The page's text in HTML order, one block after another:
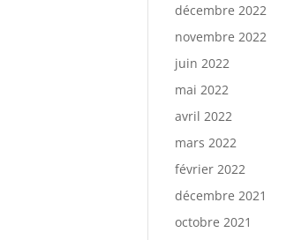
décembre 2022
novembre 2022
juin 2022
mai 2022
avril 2022
mars 2022
février 2022
décembre 2021
octobre 2021